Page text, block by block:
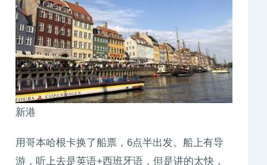
新港
用哥本哈根卡换了船票，6点半出发。船上有导
游，听上去是英语+西班牙语，但是讲的太快，